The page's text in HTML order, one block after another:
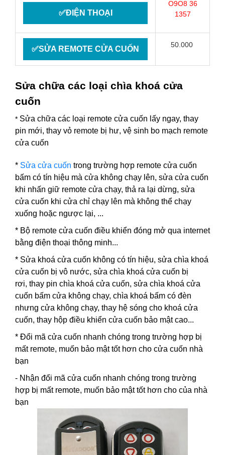
✅ĐIỆN THOẠI
O9O8 36
1357
✅SỬA REMOTE CỬA CUỐN 50.000
Sửa chữa các loại chìa khoá cửa
cuốn
* Sửa chữa các loại remote cửa cuốn lấy ngay, thay
pin mới, thay vỏ remote bị hư, vệ sinh bo mạch remote
cửa cuốn
* Sửa cửa cuốn trong trường hợp remote cửa cuốn
bấm có tín hiệu mà cửa không chạy lên, sửa cửa cuốn
khi nhấn giữ remote cửa chạy, thả ra lại dừng, sửa
cửa cuốn khi cửa chỉ chạy lên mà không thể chạy
xuống hoặc ngược lại, ...
* Bộ remote cửa cuốn điều khiển đóng mở qua internet
bằng điện thoại thông minh...
* Sửa khoá cửa cuốn không có tín hiệu, sửa chìa khoá
cửa cuốn bị vô nước, sửa chìa khoá cửa cuốn bị
rơi, thay pin chìa khoá cửa cuốn, sửa chìa khoá cửa
cuốn bấm cửa không chạy, chìa khoá bấm có đèn
nhưng cửa không chạy, thay hệ sóng cho khoá cửa
cuốn, thay hộp điều khiển cửa cuốn bảo mật cao...
* Đổi mã cửa cuốn nhanh chóng trong trường hợp bị
mất remote, muốn bảo mật tốt hơn cho cửa cuốn nhà
bạn
- Nhận đổi mã cửa cuốn nhanh chóng trong trường
hợp bị mất remote, muốn bảo mật tốt hơn cho của nhà
bạn